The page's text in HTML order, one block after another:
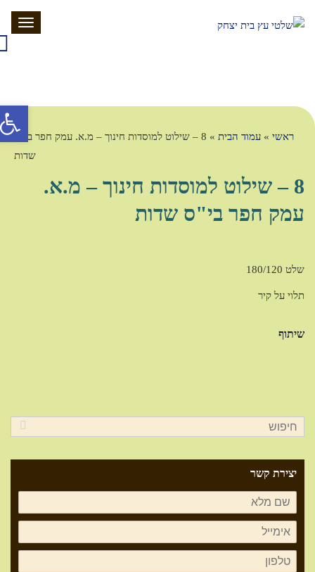
פתח
תפריט
ראשי » עמוד הבית »
8 – שילוט למוסדות חינוך – מ.א. עמק חפר בי"ס
שדות
8 – שילוט למוסדות חינוך – מ.א.
עמק חפר בי"ס שדות
שלט 180/120
תלוי על קיר
שיתוף
יצירת קשר